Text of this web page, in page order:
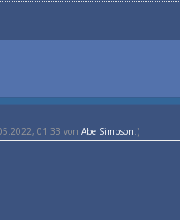
01:33 von Abe Simpson .)